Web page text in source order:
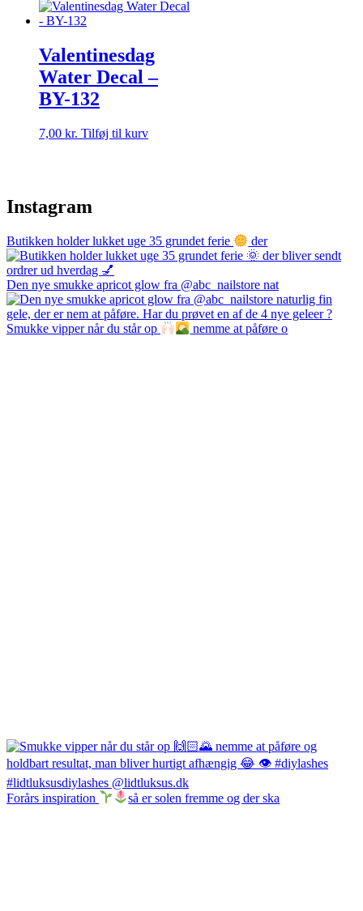
Valentinesdag
Water Decal –
BY-132
7,00 kr. Tilføj til kurv
Instagram
Butikken holder lukket uge 35 grundet ferie der
Den nye smukke apricot glow fra @abc_nailstore nat
Smukke vipper når du står op nemme at påføre o
Forårs inspiration så er solen fremme og der ska